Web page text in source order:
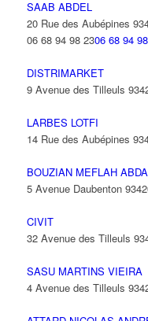
SAAB ABDEL
20 Rue des Aubépines
06 68 94 98 2306 68 94
DISTRIMARKET
9 Avenue des Tilleuls
LARBES LOTFI
14 Rue des Aubépines
BOUZIAN MEFLAH
5 Avenue Daubenton
CIVIT
32 Avenue des Tilleuls
SASU MARTINS VIEIRA
4 Avenue des Tilleuls